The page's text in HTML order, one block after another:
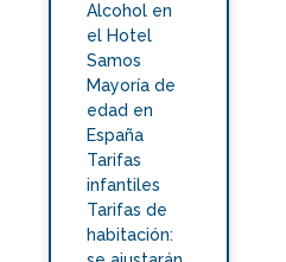
Alcohol en
el Hotel
Samos
Mayoría de
edad en
España
Tarifas
infantiles
Tarifas de
habitación: